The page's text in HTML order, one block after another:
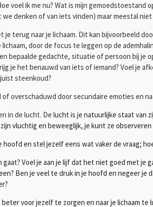
voel ik me nu? Wat is mijn
denken of van iets vinden) maar meestal
je terug naar je lichaam. Dit kan bijvoorbeeld
door de focus te leggen op de
bepaalde gedachte, situatie of persoon bij je
je het benauwd van iets of iemand? Voel je
steenkoud?
of overschaduwd door secundaire emoties en
in de lucht. De lucht is je natuurlijke staat van
vluchtig en beweeglijk, je kunt ze
hoofd en stel jezelf eens wat vaker de vraag;
Voel je aan je lijf dat het niet goed met
Ben je veel te druk in je hoofd en negeer
voor jezelf te zorgen en naar je lichaam